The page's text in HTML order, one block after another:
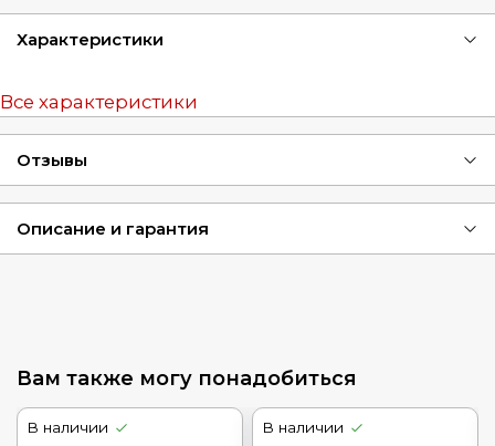
Характеристики
Все характеристики
Отзывы
Описание и гарантия
Вам также могу понадобиться
В наличии
В наличии